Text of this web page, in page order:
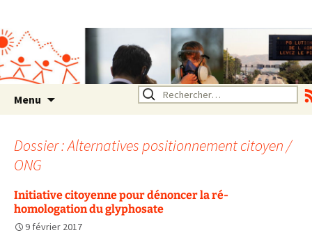
Rhône Alpes
Un environnement sain pour
la santé de tous
Menu Rechercher :
Dossier : Alternatives positionnement citoyen /
ONG
Initiative citoyenne pour dénoncer la ré-
homologation du glyphosate
9 février 2017